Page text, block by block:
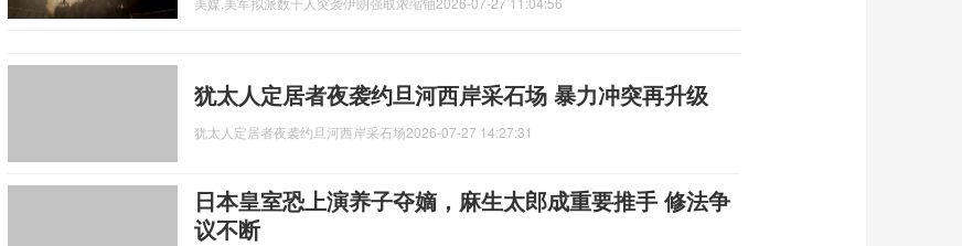
犹太人定居者夜袭约旦河西岸采石场 暴力冲突再升级
犹太人定居者夜袭约旦河西岸采石场2026-07-27 14:27:31
日本皇室恐上演养子夺嫡，麻生太郎成重要推手 修法争
议不断